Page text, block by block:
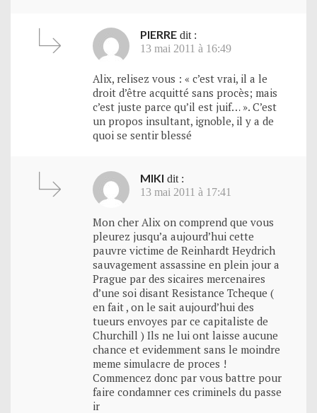
PIERRE dit :
13 mai 2011 à 16:49
Alix, relisez vous : « c’est vrai, il a le
droit d’être acquitté sans procès; mais
c’est juste parce qu’il est juif… ». C’est
un propos insultant, ignoble, il y a de
quoi se sentir blessé
MIKI dit :
13 mai 2011 à 17:41
Mon cher Alix on comprend que vous
pleurez jusqu’a aujourd’hui cette
pauvre victime de Reinhardt Heydrich
sauvagement assassine en plein jour a
Prague par des sicaires mercenaires
d’une soi disant Resistance Tcheque (
en fait , on le sait aujourd’hui des
tueurs envoyes par ce capitaliste de
Churchill ) Ils ne lui ont laisse aucune
chance et evidemment sans le moindre
meme simulacre de proces !
Commencez donc par vous battre pour
faire condamner ces criminels du passe
ir